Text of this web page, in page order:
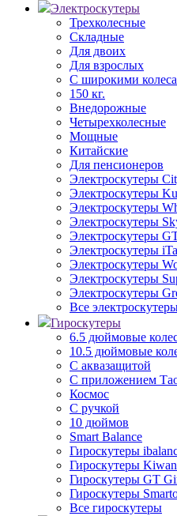
Электроскутеры
Трехколесные
Складные
Для двоих
Для взрослых
С широкими
150 кг.
Внедорожные
Четырехколесные
Мощные
Китайские
Для пенсионеров
Электроскутеры
Электроскутеры
Электроскутеры
Электроскутеры
Электроскутеры
Электроскутеры
Электроскутеры
Электроскутеры
Электроскутеры
Все
Гироскутеры
6.5 дюймовые
10.5 дюймовые
С аквазащитой
С приложением
Космос
С ручкой
10 дюймов
Smart Balance
Гироскутеры
Гироскутеры
Гироскутеры GT
Гироскутеры
Все гироскутеры